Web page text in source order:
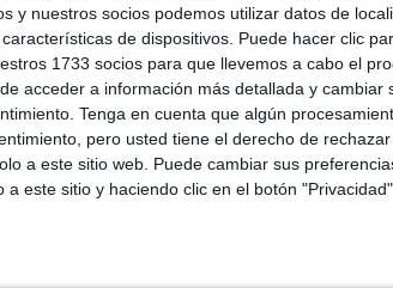
y nuestros socios podemos utilizar datos de
de dispositivos. Puede hacer clic
1733 socios para que llevemos a cabo el
acceder a información más detallada y cambiar
Tenga en cuenta que algún
pero usted tiene el derecho de
a este sitio web. Puede cambiar sus
este sitio y haciendo clic en el botón
SAMU, la Policía Nacional y
la que se valoran las
tarea es compleja y